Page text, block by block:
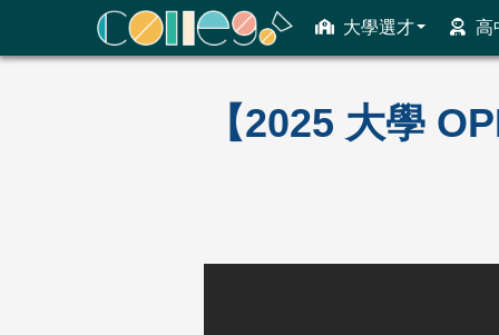
大學選才 高
ColleGo! 大學選才與高中育才輔助系統
【2025 大學